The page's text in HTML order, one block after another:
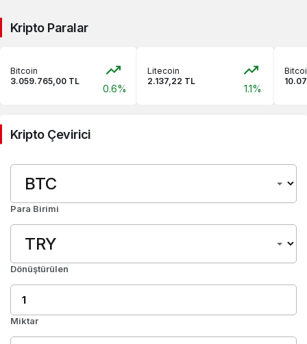
Kripto Paralar
Bitcoin
3.059.765,00 TL
0.6%
Litecoin
2.137,22 TL
1.1%
Kripto Çevirici
Para Birimi
Dönüştürülen
Miktar